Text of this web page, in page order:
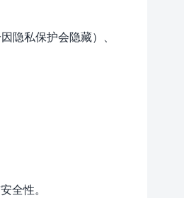
隐私保护会隐藏）、
全性。